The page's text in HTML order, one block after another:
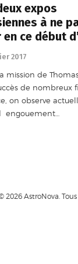
expos
à ne
ce début
2017
mission de
de nombreux
on observe
engouement…
2026 AstroNova. Tous